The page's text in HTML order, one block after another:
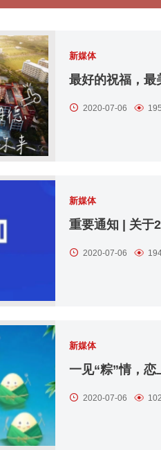
新媒体
最好的祝福，最
2020-07-06
新媒体
重要通知 | 关于
2020-07-06
新媒体
一见“粽”情，恋
2020-07-06